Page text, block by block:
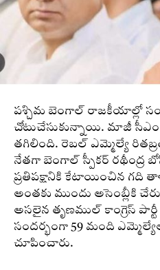
పశ్చిమ బెంగాల్‌ రాజకీయాల్లో
చోటుచేసుకున్నాయి. మాజీ
తగిలింది. రెబల్‌ ఎమ్మెల్యే
నేతగా బెంగాల్‌ స్పీకర్‌ రథీంద్ర
ప్రతిపక్షానికి కేటాయించిన గది
అంతకు ముందు అసెంబ్లీకి
అసలైన తృణముల్‌ కాంగ్రెస్
సందర్భంగా 59 మంది ఎమ్మెల్యేల
చూపించారు.